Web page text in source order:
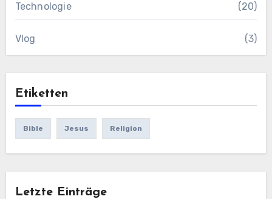
Technologie (20)
Vlog (3)
Etiketten
Bible Jesus Religion
Letzte Einträge